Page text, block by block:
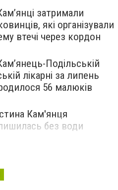
затримали
які організували
втечі через кордон
Подільській
лікарні за липень
56 малюків
Кам'янця
без води